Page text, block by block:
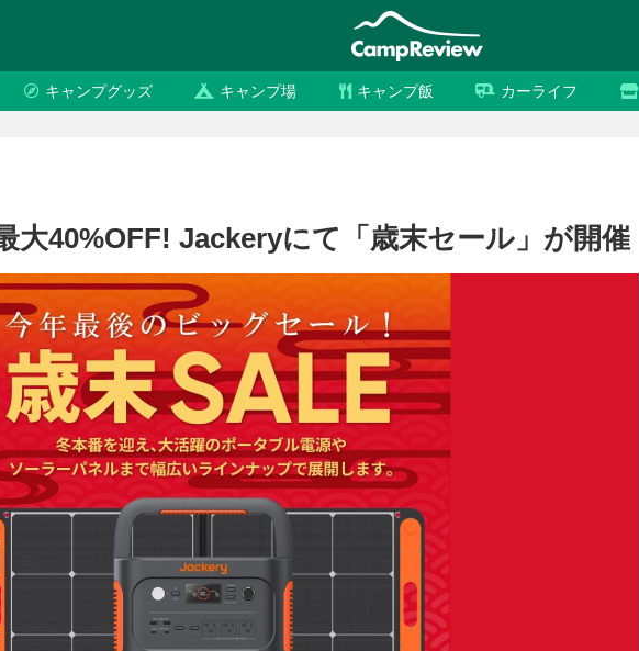
キャンプグッズ キャンプ場 キャンプ飯 カーライフ
大40%OFF! Jackeryにて「歳末セール」が開催